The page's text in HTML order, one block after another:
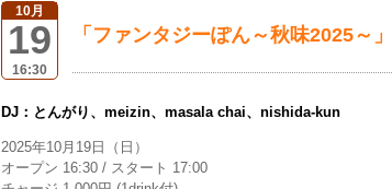
10月
19
16:30
「ファンタジーぽん～秋味2025～」
DJ：とんがり、meizin、masala chai、nishida-kun
2025年10月19日（日）
オープン 16:30 / スタート 17:00